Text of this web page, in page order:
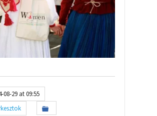
08-29 at 09:55